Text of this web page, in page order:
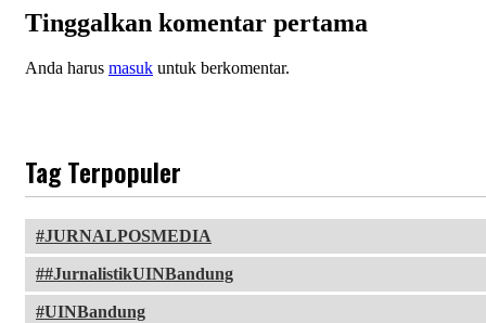
Tinggalkan komentar pertama
Anda harus masuk untuk berkomentar.
Tag Terpopuler
JURNALPOSMEDIA
#JurnalistikUINBandung
UINBandung